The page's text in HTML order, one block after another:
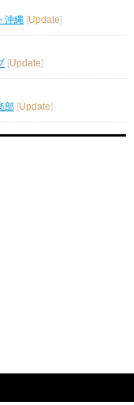
沖縄 [Update]
[Update]
部 Update